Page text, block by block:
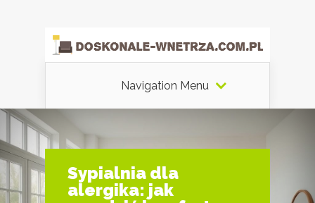
Navigation Menu
Sypialnia dla
alergika: jak